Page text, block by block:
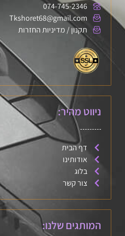
074-745-2346
Tkshoret68@gmail.com
תקנון / מדיניות החזרות
ניווט מהיר:
דף הבית
אודותינו
בלוג
צור קשר
המותגים שלנו: